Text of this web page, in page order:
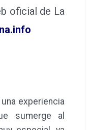
oficial de La
experiencia
sumerge al